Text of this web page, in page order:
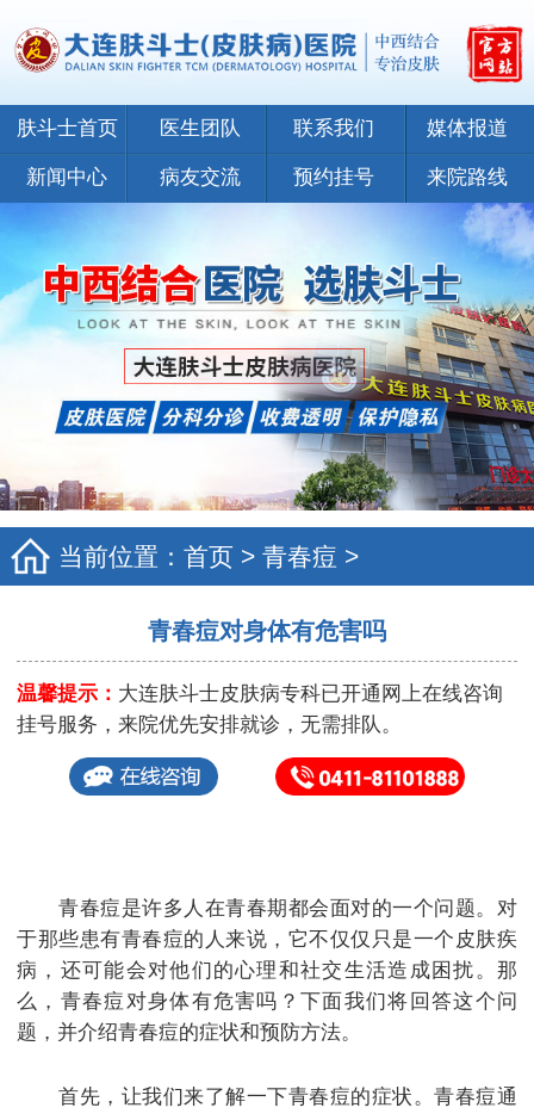
肤斗士首页 医生团队 联系我们 媒体报道
新闻中心 病友交流 预约挂号 来院路线
当前位置： 首页 > 青春痘 >
青春痘对身体有危害吗
温馨提示： 大连肤斗士皮肤病专科已开通网上在线咨询
挂号服务，来院优先安排就诊，无需排队。
青春痘是许多人在青春期都会面对的一个问题。对
于那些患有青春痘的人来说，它不仅仅只是一个皮肤疾
病，还可能会对他们的心理和社交生活造成困扰。那
么，青春痘对身体有危害吗？下面我们将回答这个问
题，并介绍青春痘的症状和预防方法。
首先，让我们来了解一下青春痘的症状。青春痘通